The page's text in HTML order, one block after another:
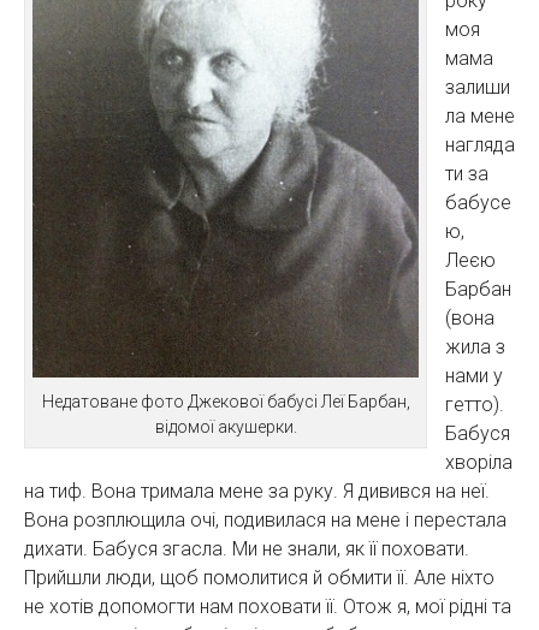
Недатоване фото Джекової бабусі Леї Барбан,
відомої акушерки.
моя
мама
залиши
ла мене
нагляда
ти за
бабусе
ю,
Леєю
Барбан
(вона
жила з
нами у
гетто).
Бабуся
хворіла
на тиф. Вона тримала мене за руку. Я дивився на неї.
Вона розплющила очі, подивилася на мене і перестала
дихати. Бабуся згасла. Ми не знали, як її поховати.
Прийшли люди, щоб помолитися й обмити її. Але ніхто
не хотів допомогти нам поховати її. Отож я, мої рідні та